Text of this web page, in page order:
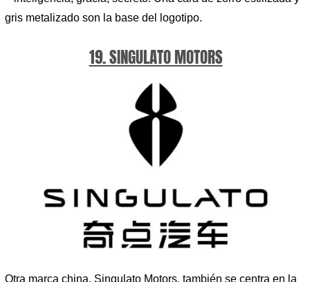
gris metalizado son la base del logotipo.
19. SINGULATO MOTORS
Otra marca china, Singulato Motors, también se centra en la